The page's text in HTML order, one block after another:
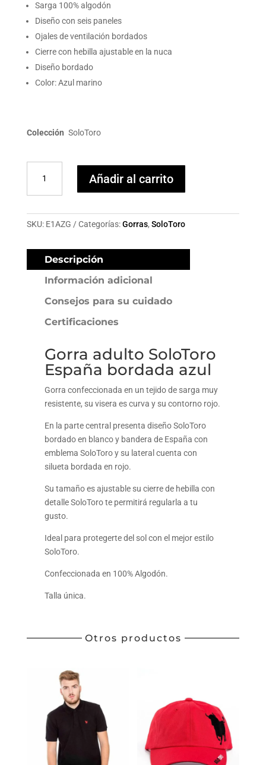
Sarga 100% algodón
Diseño con seis paneles
Ojales de ventilación bordados
Cierre con hebilla ajustable en la nuca
Diseño bordado
Color: Azul marino
Colección SoloToro
adulto
SoloToro
bordada
cantidad
Añadir al carrito
SKU: E1AZG Categorías:Gorras, SoloToro
Descripción
Información adicional
Consejos para su cuidado
Certificaciones
Gorra adulto SoloToro
España bordada azul
Gorra confeccionada en un tejido de sarga muy
resistente, su visera es curva y su contorno rojo.
En la parte central presenta diseño SoloToro
bordado en blanco y bandera de España con
emblema SoloToro y su lateral cuenta con
silueta bordada en rojo.
Su tamaño es ajustable su cierre de hebilla con
detalle SoloToro te permitirá regularla a tu
gusto.
Ideal para protegerte del sol con el mejor estilo
SoloToro.
Confeccionada en 100% Algodón.
Talla única.
Otros productos